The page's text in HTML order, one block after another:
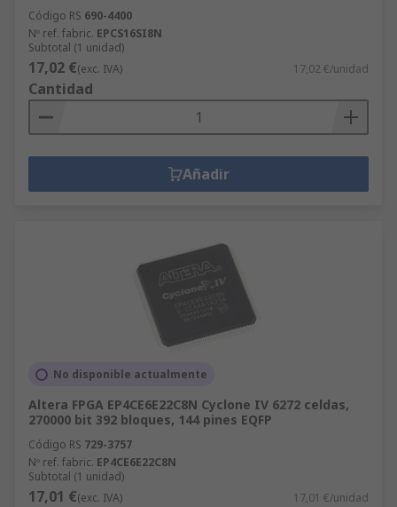
Código RS 690-4400
Nº ref. fabric. EPCS16SI8N
Subtotal (1 unidad)
17,02 €(exc. IVA) 17,02 €/unidad
Cantidad
Añadir
No disponible actualmente
Altera FPGA EP4CE6E22C8N Cyclone IV 6272 celdas,
270000 bit 392 bloques, 144 pines EQFP
Código RS 729-3757
Nº ref. fabric. EP4CE6E22C8N
Subtotal (1 unidad)
17,01 €(exc. IVA) 17,01 €/unidad